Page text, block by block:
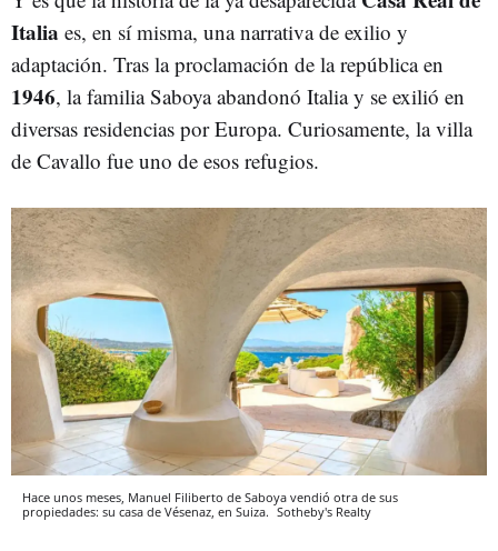
Italia es, en sí misma, una narrativa de exilio y
adaptación. Tras la proclamación de la república en
1946, la familia Saboya abandonó Italia y se exilió en
diversas residencias por Europa. Curiosamente, la villa
de Cavallo fue uno de esos refugios.
Hace unos meses, Manuel Filiberto de Saboya vendió otra de sus
propiedades: su casa de Vésenaz, en Suiza. Sotheby's Realty